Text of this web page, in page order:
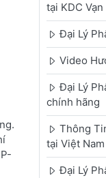
tại KDC
Đại Lý
Video
Đại Lý
chính hãng
Thông
tại Việt Nam
Đại Lý